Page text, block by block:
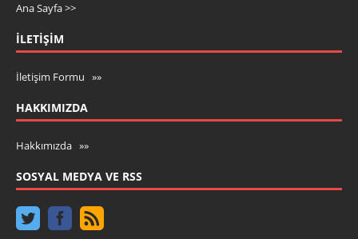
Ana Sayfa >>
İLETIŞIM
İletişim Formu »»
HAKKIMIZDA
Hakkımızda »»
SOSYAL MEDYA VE RSS